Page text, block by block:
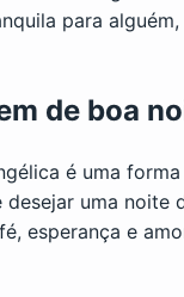
para
de boa
é uma
uma noite
esperança e